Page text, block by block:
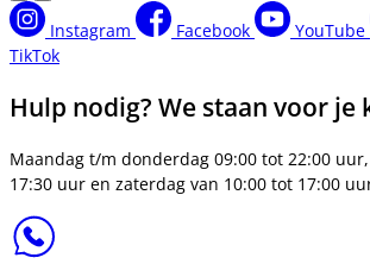
Instagram Facebook YouTube
TikTok
Hulp nodig? We staan voor je
Maandag t/m donderdag 09:00 tot 22:00
17:30 uur en zaterdag van 10:00 tot 17:00